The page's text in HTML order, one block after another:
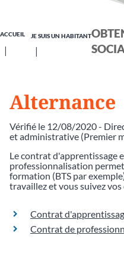
ACCUEIL JE SUIS UN HABITANT
Alternance
Vérifié le 12/08/2020 -
et administrative (Premier
Le contrat d'apprentissage
professionnalisation
formation (BTS par
travaillez et vous suivez vos
Contrat
Contrat de